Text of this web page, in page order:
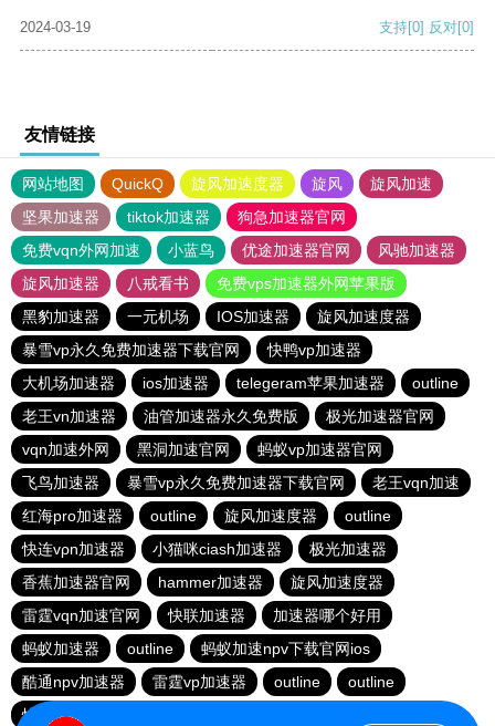
2024-03-19 支持[0] 反对[0]
友情链接
网站地图 QuickQ 旋风加速度器 旋风
旋风加速
坚果加速器
tiktok加速器
狗急加速器官网
免费vqn外网加速
小蓝鸟 优途加速器官网
风驰加速器
旋风加速器
八戒看书
免费vps加速器外网苹果版
黑豹加速器
一元机场 IOS加速器
旋风加速度器
暴雪vp永久免费加速器下载官网
快鸭vp加速器
大机场加速器
ios加速器 telegeram苹果加速器
outline
老王vn加速器
油管加速器永久免费版
极光加速器官网
vqn加速外网
黑洞加速官网
蚂蚁vp加速器官网
飞鸟加速器
暴雪vp永久免费加速器下载官网
老王vqn加速
红海pro加速器
outline 旋风加速度器
outline
快连vρn加速器
小猫咪ciash加速器
极光加速器
香蕉加速器官网
hammer加速器
旋风加速度器
雷霆vqn加速官网
快联加速器
加速器哪个好用
蚂蚁加速器
outline
蚂蚁加速npv下载官网ios
酷通npv加速器
雷霆vp加速器 outline
outline
快连加速器app